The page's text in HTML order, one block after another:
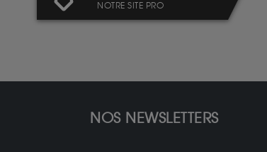
NOTRE SITE PRO
NOS NEWSLETTERS